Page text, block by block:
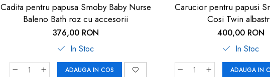
Cadita pentru papusa Smoby Baby Nurse
Baleno Bath roz cu accesorii
376,00 RON
In Stoc
ADAUGA IN COS
Carucior pentru papusi
Cosi Twin
400,00 RON
In Stoc
ADAUGA IN